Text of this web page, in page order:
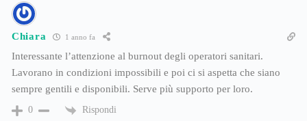
Chiara 1 anno fa
Interessante l’attenzione al burnout degli operatori sanitari.
Lavorano in condizioni impossibili e poi ci si aspetta che siano
sempre gentili e disponibili. Serve più supporto per loro.
0 Rispondi